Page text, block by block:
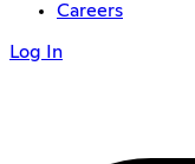
Careers
Log In